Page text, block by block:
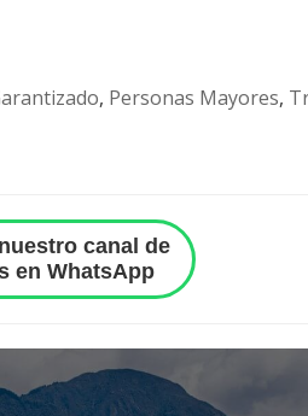
, Personas Mayores,
canal de
en WhatsApp